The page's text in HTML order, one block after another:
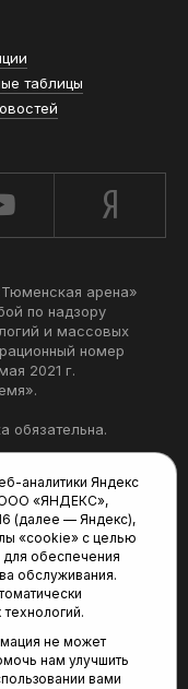
таблицы
арена»
по надзору
и массовых
номер
2021 г.
обязательна.
28А
аналитики Яндекс
ООО «ЯНДЕКС»,
(далее — Яндекс),
«cookie» с целью
для обеспечения
обслуживания.
не может
нам улучшить
вами